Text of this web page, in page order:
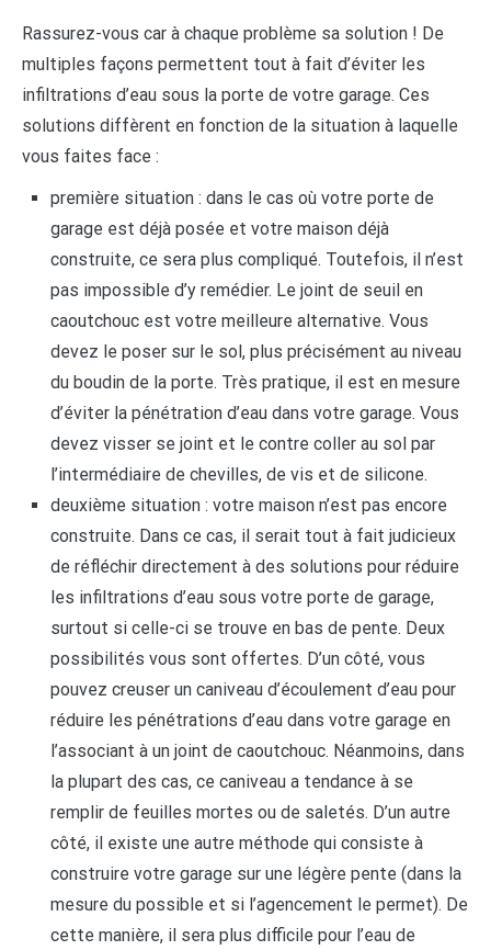
Rassurez-vous car à chaque problème sa solution ! De
multiples façons permettent tout à fait d’éviter les
infiltrations d’eau sous la porte de votre garage. Ces
solutions diffèrent en fonction de la situation à laquelle
vous faites face :
première situation : dans le cas où votre porte de
garage est déjà posée et votre maison déjà
construite, ce sera plus compliqué. Toutefois, il n’est
pas impossible d’y remédier. Le joint de seuil en
caoutchouc est votre meilleure alternative. Vous
devez le poser sur le sol, plus précisément au niveau
du boudin de la porte. Très pratique, il est en mesure
d’éviter la pénétration d’eau dans votre garage. Vous
devez visser se joint et le contre coller au sol par
l’intermédiaire de chevilles, de vis et de silicone.
deuxième situation : votre maison n’est pas encore
construite. Dans ce cas, il serait tout à fait judicieux
de réfléchir directement à des solutions pour réduire
les infiltrations d’eau sous votre porte de garage,
surtout si celle-ci se trouve en bas de pente. Deux
possibilités vous sont offertes. D’un côté, vous
pouvez creuser un caniveau d’écoulement d’eau pour
réduire les pénétrations d’eau dans votre garage en
l’associant à un joint de caoutchouc. Néanmoins, dans
la plupart des cas, ce caniveau a tendance à se
remplir de feuilles mortes ou de saletés. D’un autre
côté, il existe une autre méthode qui consiste à
construire votre garage sur une légère pente (dans la
mesure du possible et si l’agencement le permet). De
cette manière, il sera plus difficile pour l’eau de